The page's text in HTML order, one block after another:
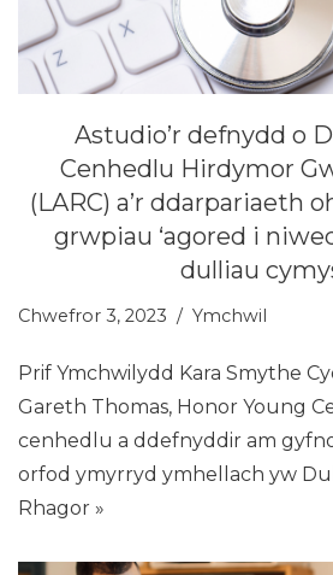
Astudio’r defnydd o
Cenhedlu Hirdymor
(LARC) a’r ddarpariaeth
grwpiau ‘agored i
dulliau
Chwefror 3, 2023 Ymchwil
Prif Ymchwilydd Kara Smythe
Gareth Thomas, Honor Young
cenhedlu a ddefnyddir am
orfod ymyrryd ymhellach yw
Rhagor »